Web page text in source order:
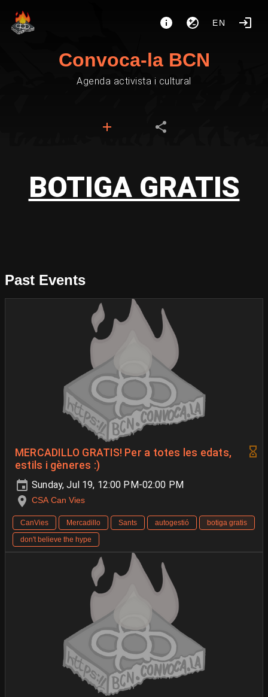
EN
Convoca-la BCN
Agenda activista i cultural
BOTIGA GRATIS
Past Events
MERCADILLO GRATIS! Per a totes les edats,
estils i gèneres :)
Sunday, Jul 19, 12:00 PM-02:00 PM
CSA Can Vies
CanVies Mercadillo Sants autogestió
botiga gratis
don't believe the hype